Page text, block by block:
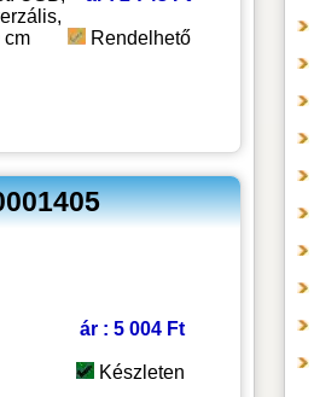
cm
Rendelhető
ár : 5 004 Ft
Készleten